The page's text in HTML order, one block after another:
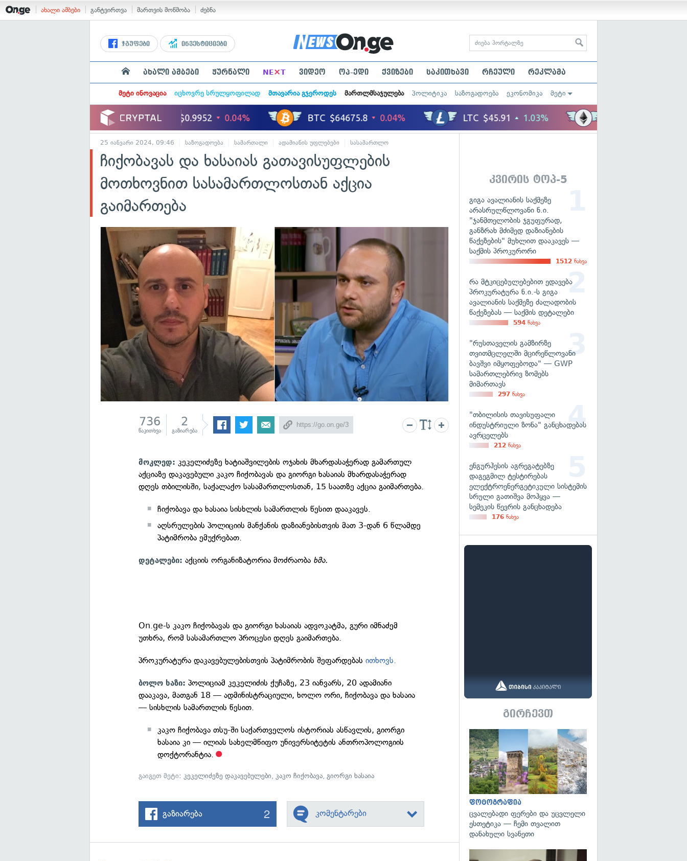
ახალი ამბები განტვირთვა მართვის მოწმობა ძებნა
ჯგუფები ინვესტიციები
ახალი ამბები ჟურნალი NE×T ვიდეო ოპ-ედი ქვიზები საკითხავი რჩეული რეკლამა
მეტი ინოვაცია იცხოვრე სრულყოფილად მთავარია გჯეროდეს მართლმსაჯულება პოლიტიკა საზოგადოება ეკონომიკა მეტი
25 იანვარი 2024, 09:46 საზოგადოება სამართალი ადამიანის უფლებები სასამართლო
ჩიქობავას და ხასაიას გათავისუფლების
მოთხოვნით სასამართლოსთან აქცია
გაიმართება
736
წაკითხვა
2
გაზიარება
მოკლედ: კეკელიძეზე ხატიაშვილების ოჯახის მხარდასაჭერად გამართულ
აქციაზე დაკავებული კაკო ჩიქობავას და გიორგი ხასაიას მხარდასაჭერად
დღეს თბილისში, საქალაქო სასამართლოსთან, 15 საათზე აქცია გაიმართება.
ჩიქობავა და ხასაია სისხლის სამართლის წესით დააკავეს.
აღსრულების პოლიციის მანქანის დაზიანებისთვის მათ 3-დან 6 წლამდე
პატიმრობა ემუქრებათ.
დეტალები:აქციის ორგანიზატორია მოძრაობა ხმა.
On.ge-ს კაკო ჩიქობავას და გიორგი ხასაიას ადვოკატმა, გური იმნაძემ
უთხრა, რომ სასამართლო პროცესი დღეს გაიმართება.
პროკურატურა დაკავებულებისთვის პატიმრობის შეფარდებასითხოვს.
ბოლო ხაზი: პოლიციამ კეკელიძის ქუჩაზე, 23 იანვარს, 20 ადამიანი
დააკავა, მათგან 18 — ადმინისტრაციული, ხოლო ორი, ჩიქობავა და ხასაია
— სისხლის სამართლის წესით.
კაკო ჩიქობავა თსუ-ში საქართველოს ისტორიას ასწავლის, გიორგი
ხასაია კი — ილიას სახელმწიფო უნივერსიტეტის ანთროპოლოგიის
დოქტორანტია.
გაიგეთ მეტი:კეკელიძეზე დაკავებულები,კაკო ჩიქობავა,გიორგი ხასაია
გაზიარება 2 კომენტარები
კვირის ტოპ-5
გიგა ავალიანის საქმეზე
არასრულწლოვანი ნ.ი.
"ჯანმთელობის ჯგუფურად,
განზრახ მძიმედ დაზიანების
წაქეზების" მუხლით დააკავეს —
საქმის პროკურორი
1512 ნახვა
რა მტკიცებულებებით ედავება
პროკურატურა ნ.ი.-ს გიგა
ავალიანის საქმეზე ძალადობის
წაქეზებას — საქმის დეტალები
594 ნახვა
"რუსთაველის გამზირზე
თვითმცლელში მცირეწლოვანი
ბავშვი იმყოფებოდა" — GWP
სამართლებრივ ზომებს
მიმართავს
297 ნახვა
"თბილისის თავისუფალი
ინდუსტრიული ზონა" განცხადებას
ავრცელებს
212 ნახვა
ენგურჰესის აგრეგატებზე
დაგეგმილ ტესტირებას
ელექტროენერგეტიკული სისტემის
სრული გათიშვა მოჰყვა —
სემეკის წევრის განცხადება
176 ნახვა
გირჩევთ
ფოტოგრაფია
ცვალებადი ფერები და უცვლელი
ესთეტიკა — ჩემი თვალით
დანახული სვანეთი